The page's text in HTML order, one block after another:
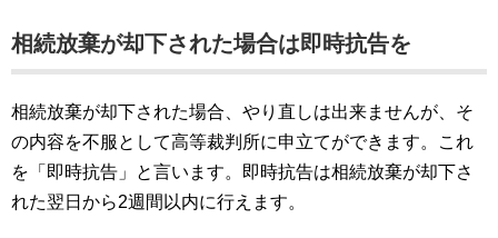
相続放棄が却下された場合は即時抗告を
相続放棄が却下された場合、やり直しは出来ませんが、そ
の内容を不服として高等裁判所に申立てができます。これ
を「即時抗告」と言います。即時抗告は相続放棄が却下さ
れた翌日から2週間以内に行えます。